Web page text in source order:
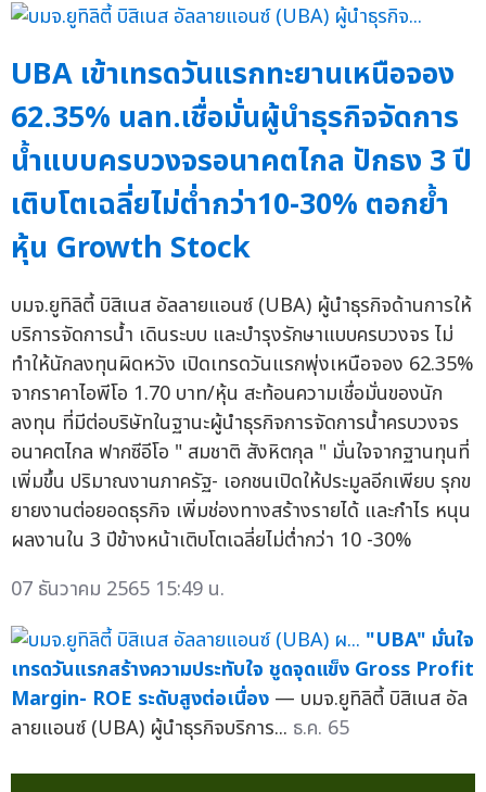
UBA เข้าเทรดวันแรกทะยานเหนือจอง
62.35% นลท.เชื่อมั่นผู้นำธุรกิจจัดการ
น้ำแบบครบวงจรอนาคตไกล ปักธง 3 ปี
เติบโตเฉลี่ยไม่ต่ำกว่า10-30% ตอกย้ำ
หุ้น Growth Stock
บมจ.ยูทิลิตี้ บิสิเนส อัลลายแอนซ์ (UBA) ผู้นำธุรกิจด้านการให้
บริการจัดการน้ำ เดินระบบ และบำรุงรักษาแบบครบวงจร ไม่
ทำให้นักลงทุนผิดหวัง เปิดเทรดวันแรกพุ่งเหนือจอง 62.35%
จากราคาไอพีโอ 1.70 บาท/หุ้น สะท้อนความเชื่อมั่นของนัก
ลงทุน ที่มีต่อบริษัทในฐานะผู้นำธุรกิจการจัดการน้ำครบวงจร
อนาคตไกล ฟากซีอีโอ " สมชาติ สังหิตกุล " มั่นใจจากฐานทุนที่
เพิ่มขึ้น ปริมาณงานภาครัฐ- เอกชนเปิดให้ประมูลอีกเพียบ รุกข
ยายงานต่อยอดธุรกิจ เพิ่มช่องทางสร้างรายได้ และกำไร หนุน
ผลงานใน 3 ปีข้างหน้าเติบโตเฉลี่ยไม่ต่ำกว่า 10 -30%
07 ธันวาคม 2565 15:49 น.
"UBA" มั่นใจ
เทรดวันแรกสร้างความประทับใจ ชูดจุดแข็ง Gross Profit
Margin- ROE ระดับสูงต่อเนื่อง — บมจ.ยูทิลิตี้ บิสิเนส อัล
ลายแอนซ์ (UBA) ผู้นำธุรกิจบริการ... ธ.ค. 65